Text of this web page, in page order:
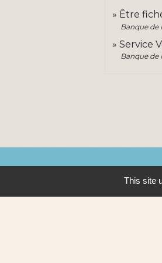
Être
Banque de
Service
Banque de
Ville de
This site